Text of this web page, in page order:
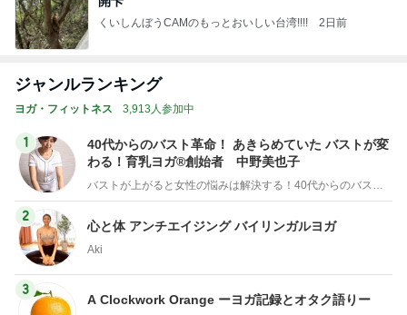
くいしんぼうCAMのもっとおいしい台湾!!!! 2日前
ジャンルランキング
ヨガ・フィットネス 3,913人参加中
1
40代からのバスト革命！ あきらめていた バストが変
わる！育乳ヨガ®創始者 中野美也子
バストが上がると女性の悩みは解決する！40代からのバスト革命「育乳ヨガ®」創始者 中野美也子
2
心と体 アンチエイジング バイリンガルヨガ
Aki
3
A Clockwork Orange ーヨガ記録とオタク語りー